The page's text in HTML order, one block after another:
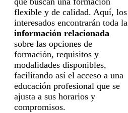
flexible y de calidad. Aquí, los
interesados encontrarán toda la
información relacionada
sobre las opciones de
formación, requisitos y
modalidades disponibles,
facilitando así el acceso a una
educación profesional que se
ajusta a sus horarios y
compromisos.